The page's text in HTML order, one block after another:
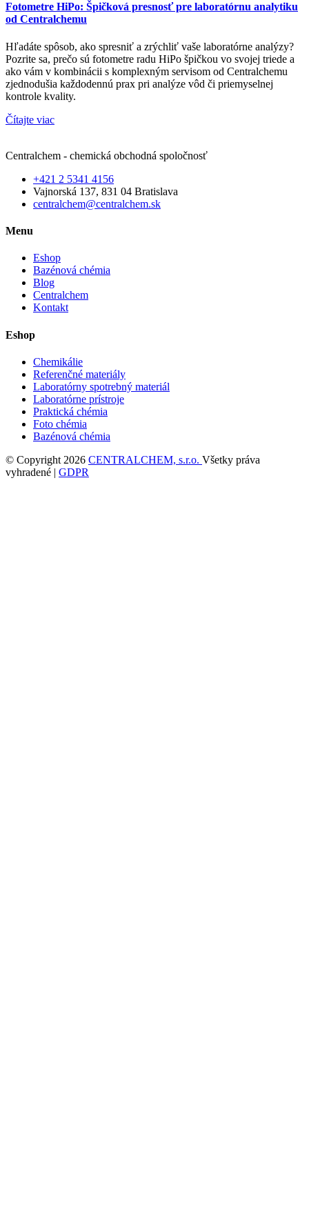
Fotometre HiPo: Špičková presnosť pre laboratórnu analytiku
od Centralchemu
Hľadáte spôsob, ako spresniť a zrýchliť vaše laboratórne analýzy?
Pozrite sa, prečo sú fotometre radu HiPo špičkou vo svojej triede a
ako vám v kombinácii s komplexným servisom od Centralchemu
zjednodušia každodennú prax pri analýze vôd či priemyselnej
kontrole kvality.
Čítajte viac
Centralchem - chemická obchodná spoločnosť
+421 2 5341 4156
Vajnorská 137, 831 04 Bratislava
centralchem@centralchem.sk
Menu
Eshop
Bazénová chémia
Blog
Centralchem
Kontakt
Eshop
Chemikálie
Referenčné materiály
Laboratórny spotrebný materiál
Laboratórne prístroje
Praktická chémia
Foto chémia
Bazénová chémia
© Copyright 2026 CENTRALCHEM, s.r.o. Všetky práva
vyhradené | GDPR